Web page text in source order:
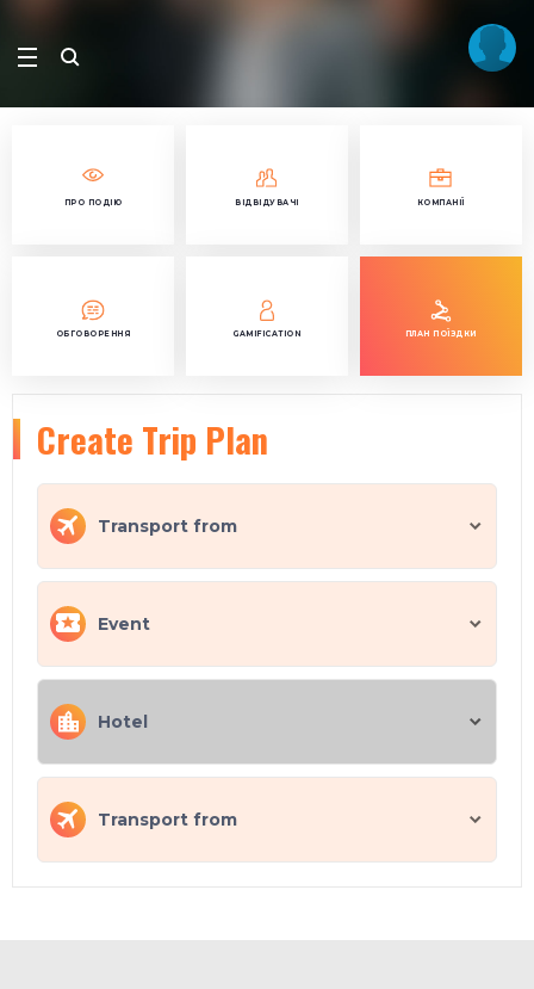
ПРО ПОДІЮ ВІДВІДУВАЧІ КОМПАНІЇ
ОБГОВОРЕННЯ GAMIFICATION ПЛАН ПОЇЗДКИ
Create Trip Plan
Transport from
Event
Hotel
Transport from